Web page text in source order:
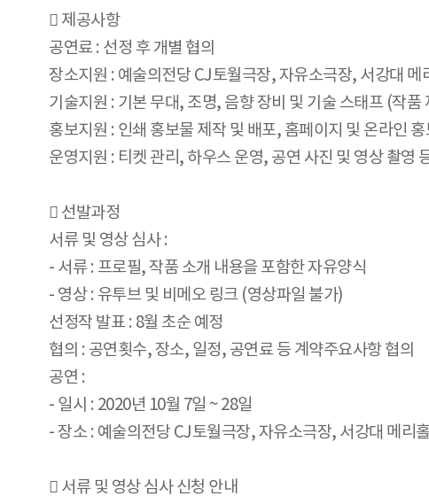
 제공사항
공연료 : 선정 후 개별 협의
장소지원 : 예술의전당 CJ토월극장, 자유소극장, 서강대 메
기술지원 : 기본 무대, 조명, 음향 장비 및 기술 스태프 (작품
홍보지원 : 인쇄 홍보물 제작 및 배포, 홈페이지 및 온라인 홍
운영지원 : 티켓 관리, 하우스 운영, 공연 사진 및 영상 촬영
 선발과정
서류 및 영상 심사 :
- 서류 : 프로필, 작품 소개 내용을 포함한 자유양식
- 영상 : 유투브 및 비메오 링크 (영상파일 불가)
선정작 발표 : 8월 초순 예정
협의 : 공연횟수, 장소, 일정, 공연료 등 계약주요사항 협의
공연 :
- 일시 : 2020년 10월 7일 ~ 28일
- 장소 : 예술의전당 CJ토월극장, 자유소극장, 서강대 메리
 서류 및 영상 심사 신청 안내